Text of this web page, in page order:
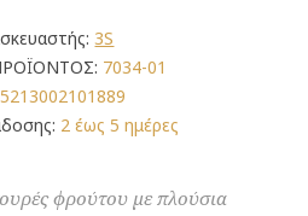
3S
7034-01
5213002101889
2 έως 5 ημέρες
φρούτου με πλούσια